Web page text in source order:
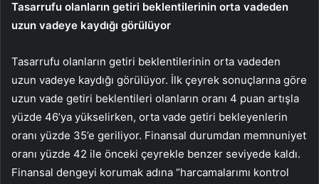
Tasarrufu olanların getiri beklentilerinin orta vadeden
uzun vadeye kaydığı görülüyor
Tasarrufu olanların getiri beklentilerinin orta vadeden
uzun vadeye kaydığı görülüyor. İlk çeyrek sonuçlarına göre
uzun vade getiri beklentileri olanların oranı 4 puan artışla
yüzde 46’ya yükselirken, orta vade getiri bekleyenlerin
oranı yüzde 35’e geriliyor. Finansal durumdan memnuniyet
oranı yüzde 42 ile önceki çeyrekle benzer seviyede kaldı.
Finansal dengeyi korumak adına “harcamalarımı kontrol